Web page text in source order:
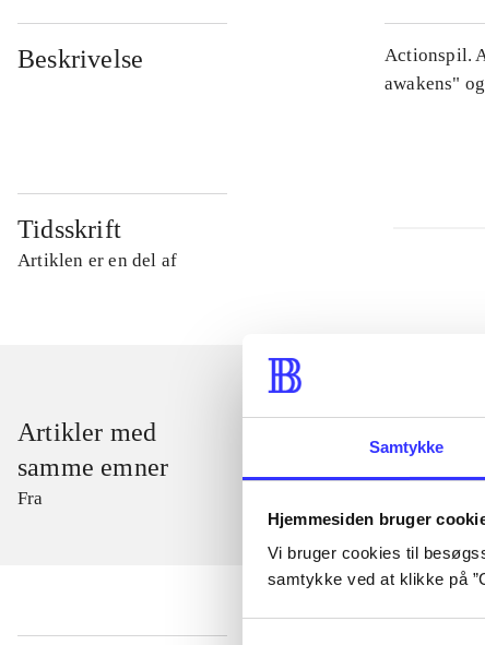
Samtykke
Hjemmesiden bruger
Vi bruger cookies til
samtykke ved at klikke på
Beskrivelse
Actionspil.
awakens"
Tidsskrift
Artiklen er en del af
Artikler med
samme emner
Fra